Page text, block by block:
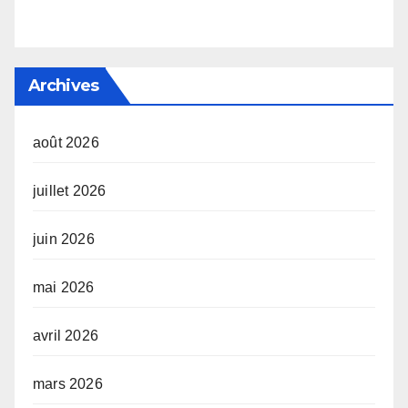
Archives
août 2026
juillet 2026
juin 2026
mai 2026
avril 2026
mars 2026